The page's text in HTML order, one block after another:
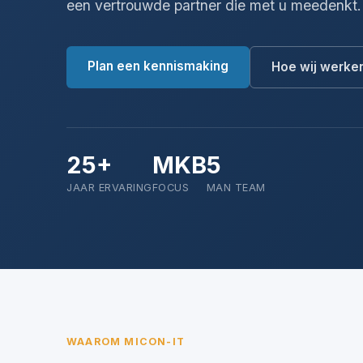
een vertrouwde partner die met u meedenkt.
Plan een kennismaking Hoe wij
25+
JAAR ERVARING
MKB
FOCUS
5
MAN TEAM
WAAROM MICON-IT